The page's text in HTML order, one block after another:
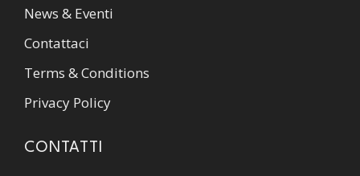
News & Eventi
Contattaci
Terms & Conditions
Privacy Policy
CONTATTI